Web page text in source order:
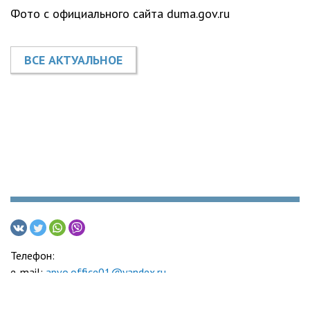
Фото с официального сайта duma.gov.ru
ВСЕ АКТУАЛЬНОЕ
Телефон:
e-mail: apvo.office01@yandex.ru